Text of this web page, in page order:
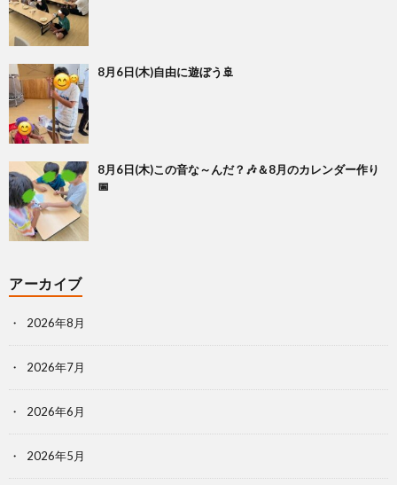
8月6日(木)自由に遊ぼう🚢
8月6日(木)この音な～んだ？🎶＆8月のカレンダー作り
📅
アーカイブ
2026年8月
2026年7月
2026年6月
2026年5月